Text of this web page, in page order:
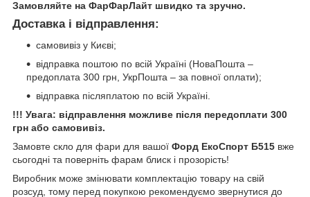
Замовляйте на ФарФарЛайт швидко та зручно.
Доставка і відправлення:
самовивіз у Києві;
відправка поштою по всій Україні (НоваПошта –
предоплата 300 грн, УкрПошта – за повної оплати);
відправка післяплатою по всій Україні.
!!! Увага: відправлення можливе після передоплати 300
грн або самовивіз.
Замовте скло для фари для вашої Форд ЕкоСпорт Б515 вже
сьогодні та поверніть фарам блиск і прозорість!
Виробник може змінювати комплектацію товару на свій
розсуд, тому перед покупкою рекомендуємо звернутися до